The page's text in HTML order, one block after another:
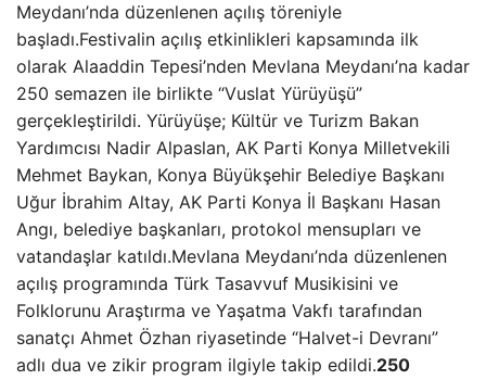
Meydanı’nda düzenlenen açılış töreniyle
başladı.Festivalin açılış etkinlikleri kapsamında ilk
olarak Alaaddin Tepesi’nden Mevlana Meydanı’na kadar
250 semazen ile birlikte “Vuslat Yürüyüşü”
gerçekleştirildi. Yürüyüşe; Kültür ve Turizm Bakan
Yardımcısı Nadir Alpaslan, AK Parti Konya Milletvekili
Mehmet Baykan, Konya Büyükşehir Belediye Başkanı
Uğur İbrahim Altay, AK Parti Konya İl Başkanı Hasan
Angı, belediye başkanları, protokol mensupları ve
vatandaşlar katıldı.Mevlana Meydanı’nda düzenlenen
açılış programında Türk Tasavvuf Musikisini ve
Folklorunu Araştırma ve Yaşatma Vakfı tarafından
sanatçı Ahmet Özhan riyasetinde “Halvet-i Devranı”
adlı dua ve zikir program ilgiyle takip edildi.250